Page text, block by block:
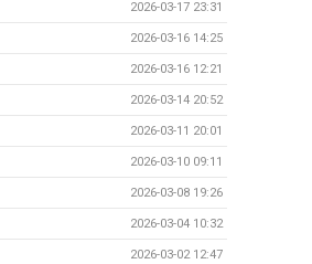
2026-03-17 23:31
2026-03-16 14:25
2026-03-16 12:21
2026-03-14 20:52
2026-03-11 20:01
2026-03-10 09:11
2026-03-08 19:26
2026-03-04 10:32
2026-03-02 12:47